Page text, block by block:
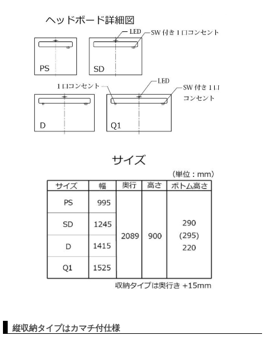
縦収納タイプはカマチ付仕様